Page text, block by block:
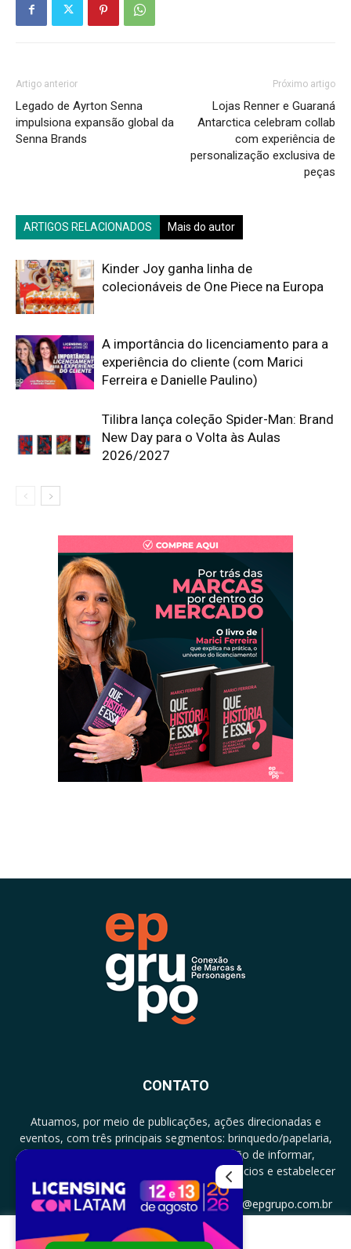
Artigo anterior
Legado de Ayrton Senna
impulsiona expansão global da
Senna Brands
Próximo artigo
Lojas Renner e Guaraná
Antarctica celebram collab
com experiência de
personalização exclusiva de
peças
ARTIGOS RELACIONADOS Mais do autor
Kinder Joy ganha linha de
colecionáveis de One Piece na Europa
A importância do licenciamento para a
experiência do cliente (com Marici
Ferreira e Danielle Paulino)
Tilibra lança coleção Spider-Man: Brand
New Day para o Volta às Aulas
2026/2027
CONTATO
Atuamos, por meio de publicações, ações direcionadas e
eventos, com três principais segmentos: brinquedo/papelaria,
licenciamento e zero a três com a missão de informar,
documentar, proporcionar encontro de negócios e estabelecer
parcerias.
CONTATO: +5511994513097 - atendimento@epgrupo.com.br